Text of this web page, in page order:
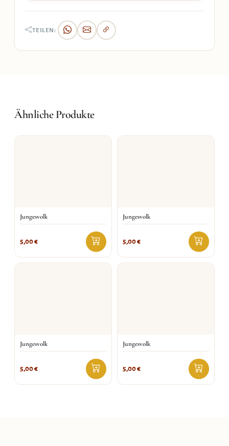
TEILEN:
Ähnliche Produkte
Jungesvolk
5,00€
Jungesvolk
5,00€
Jungesvolk
5,00€
Jungesvolk
5,00€